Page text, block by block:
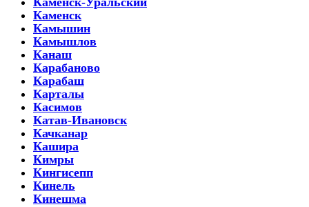
Каменск
Камышин
Камышлов
Канаш
Карабаново
Карабаш
Карталы
Касимов
Катав-Ивановск
Качканар
Кашира
Кимры
Кингисепп
Кинель
Кинешма